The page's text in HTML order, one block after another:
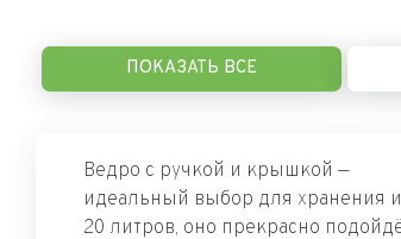
ПОКАЗАТЬ ВСЕ
Ведро с ручкой и крышкой —
идеальный выбор для хранения
20 литров, оно прекрасно